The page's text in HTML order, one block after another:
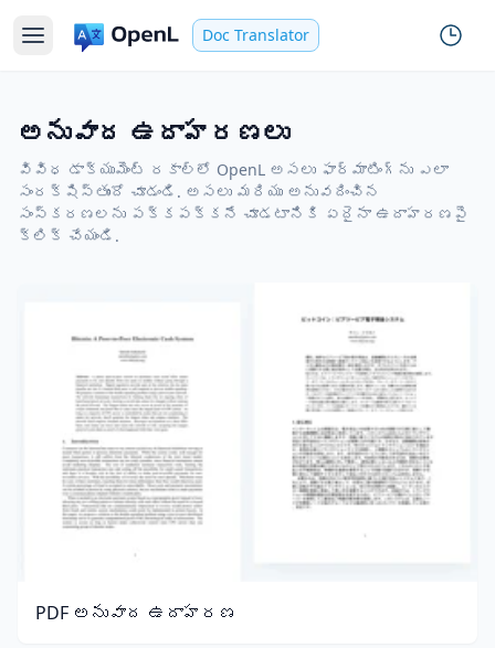
Doc Translator
అనువాద ఉదాహరణలు
వివిధ డాక్యుమెంట్ రకాల్లో OpenL అసలు ఫార్మాటింగ్‌ను ఎలా
సంరక్షిస్తుందో చూడండి. అసలు మరియు అనువదించిన
సంస్కరణలను పక్కపక్కనే చూడటానికి ఏదైనా ఉదాహరణపై
క్లిక్ చేయండి.
PDF అనువాద ఉదాహరణ